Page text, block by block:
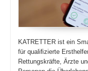
KATRETTER ist ein
für qualiﬁzierte
Rettungskräfte, Ärzte